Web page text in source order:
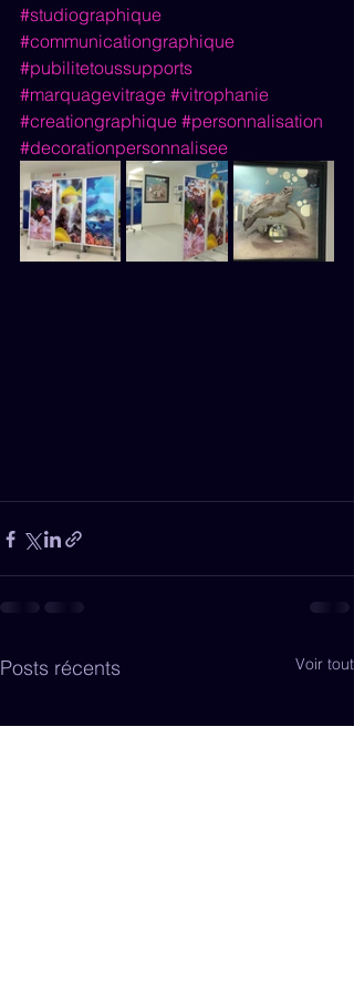
#studiographique
#communicationgraphique
#pubilitetoussupports
#marquagevitrage #vitrophanie
#creationgraphique #personnalisation
#decorationpersonnalisee
Posts récents Voir tout